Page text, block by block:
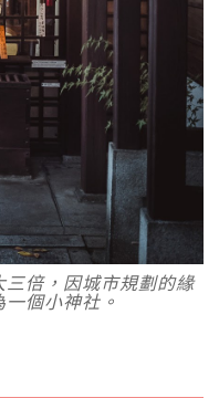
倍，因城市規劃的緣
個小神社。